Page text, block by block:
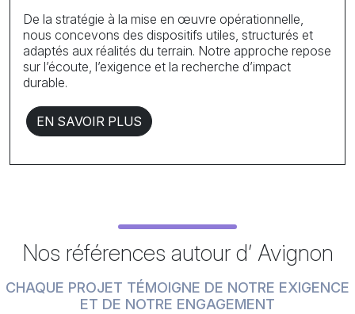
De la stratégie à la mise en œuvre opérationnelle,
nous concevons des dispositifs utiles, structurés et
adaptés aux réalités du terrain. Notre approche repose
sur l’écoute, l’exigence et la recherche d’impact
durable.
EN SAVOIR PLUS
Nos références autour d’ Avignon
CHAQUE PROJET TÉMOIGNE DE NOTRE EXIGENCE
ET DE NOTRE ENGAGEMENT